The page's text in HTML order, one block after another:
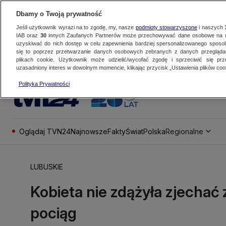
Oglądaj TVN24NajnowszeFaktyŚwiatPolskaRegionalne
LUBUSKIE
Kobieta nie zdążyła
pociąg
Dbamy o Twoją prywatność
Jeśli użytkownik wyrazi na to zgodę, my, nasze podmioty stowarzyszonei naszych
IAB oraz 30innych Zaufanych Partnerów może przechowywać dane osobowe na
uzyskiwać do nich dostęp w celu zapewnienia bardziej spersonalizowanego
się to poprzez przetwarzanie danych osobowych zebranych z danych
plikach cookie. Użytkownik może udzielić/wycofać zgodę i sprzeciwić się
uzasadniony interes w dowolnym momencie, klikając przycisk „Ustawienia plików
Polityka Prywatności